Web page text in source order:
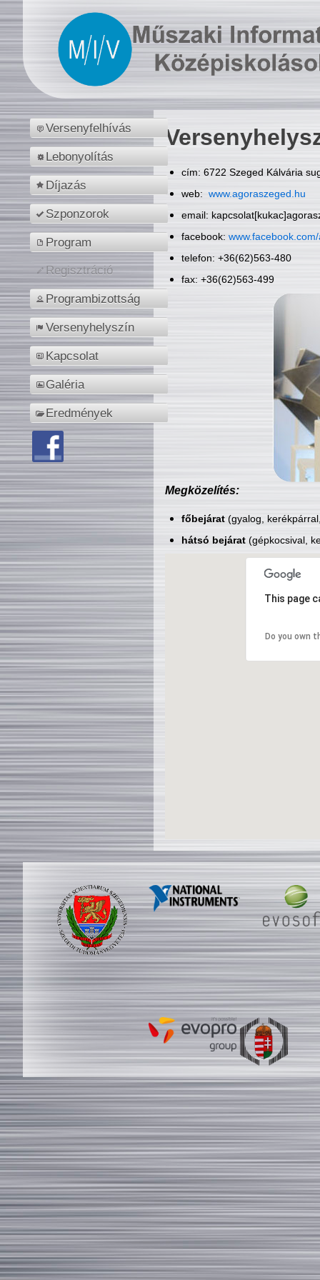
Versenyfelhívás
Lebonyolítás
Díjazás
Szponzorok
Program
Regisztráció
Programbizottság
Versenyhelyszín
Kapcsolat
Galéria
Eredmények
cím: 6722 Szeged Kálvária
web: www.agoraszeged.hu
email:
facebook:
telefon: +36(62)563-480
fax: +36(62)563-499
Megközelítés:
főbejárat(gyalog,
hátsó bejárat(gépkocsival,
This page
Do you own